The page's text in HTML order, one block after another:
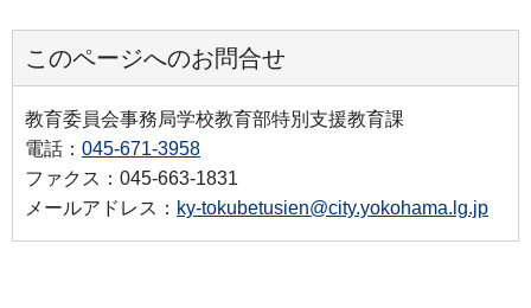
このページへのお問合せ
教育委員会事務局学校教育部特別支援教育課
電話： 045-671-3958
ファクス：045-663-1831
メールアドレス： ky-tokubetusien@city.yokohama.lg.jp